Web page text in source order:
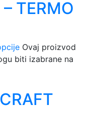
TERMO
Ovaj proizvod
biti izabrane na